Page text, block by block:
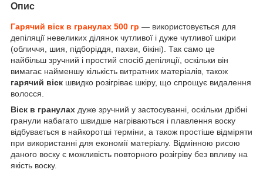
Опис
Гарячий віск в гранулах 500 гр — використовується для
депіляції невеликих ділянок чутливої і дуже чутливої шкіри
(обличчя, шия, підборіддя, пахви, бікіні). Так само це
найбільш зручний і простий спосіб депіляції, оскільки він
вимагає найменшу кількість витратних матеріалів, також
гарячий віск швидко розігріває шкіру, що спрощує видалення
волосся.
Віск в гранулах дуже зручний у застосуванні, оскільки дрібні
гранули набагато швидше нагріваються і плавлення воску
відбувається в найкоротші терміни, а також простіше відміряти
при використанні для економії матеріалу. Відмінною рисою
даного воску є можливість повторного розігріву без впливу на
якість воску.